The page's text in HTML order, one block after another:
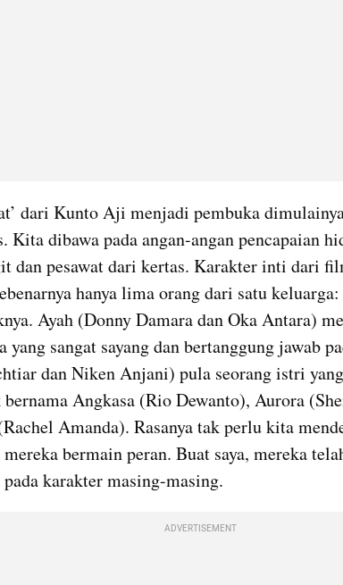
dari Kunto Aji menjadi pembuka
Kita dibawa pada angan-angan pencapaian
dan pesawat dari kertas. Karakter inti dari
hanya lima orang dari satu
Ayah (Donny Damara dan Oka Antara)
yang sangat sayang dan bertanggung jawab
dan Niken Anjani) pula seorang istri
bernama Angkasa (Rio Dewanto), Aurora
Amanda). Rasanya tak perlu kita
bermain peran. Buat saya, mereka
karakter masing-masing.
ADVERTISEMENT